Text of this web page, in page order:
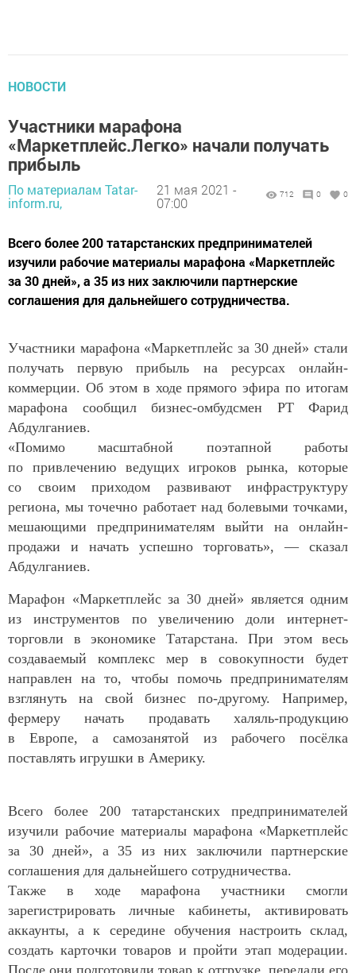
НОВОСТИ
Участники марафона
«Маркетплейс.Легко» начали получать
прибыль
По материалам Tatar-
inform.ru,
21 мая 2021 -
07:00
712 0 0
Всего более 200 татарстанских предпринимателей
изучили рабочие материалы марафона «Маркетплейс
за 30 дней», а 35 из них заключили партнерские
соглашения для дальнейшего сотрудничества.
Участники марафона «Маркетплейс за 30 дней» стали
получать первую прибыль на ресурсах онлайн-
коммерции. Об этом в ходе прямого эфира по итогам
марафона сообщил бизнес-омбудсмен РТ Фарид
Абдулганиев.
«Помимо масштабной поэтапной работы
по привлечению ведущих игроков рынка, которые
со своим приходом развивают инфраструктуру
региона, мы точечно работает над болевыми точками,
мешающими предпринимателям выйти на онлайн-
продажи и начать успешно торговать», — сказал
Абдулганиев.
Марафон «Маркетплейс за 30 дней» является одним
из инструментов по увеличению доли интернет-
торговли в экономике Татарстана. При этом весь
создаваемый комплекс мер в совокупности будет
направлен на то, чтобы помочь предпринимателям
взглянуть на свой бизнес по-другому. Например,
фермеру начать продавать халяль-продукцию
в Европе, а самозанятой из рабочего посёлка
поставлять игрушки в Америку.
Всего более 200 татарстанских предпринимателей
изучили рабочие материалы марафона «Маркетплейс
за 30 дней», а 35 из них заключили партнерские
соглашения для дальнейшего сотрудничества.
Также в ходе марафона участники смогли
зарегистрировать личные кабинеты, активировать
аккаунты, а к середине обучения настроить склад,
создать карточки товаров и пройти этап модерации.